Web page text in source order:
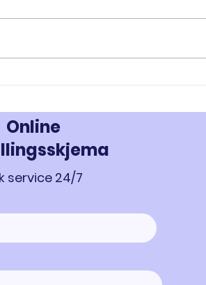
677 i
Online
service 24/7